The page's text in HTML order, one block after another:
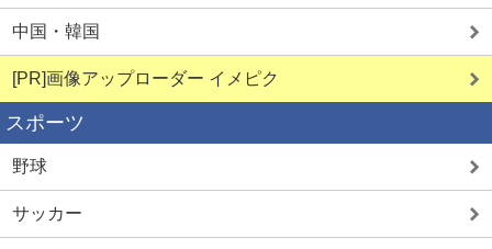
中国・韓国
[PR]画像アップローダー イメピク
スポーツ
野球
サッカー